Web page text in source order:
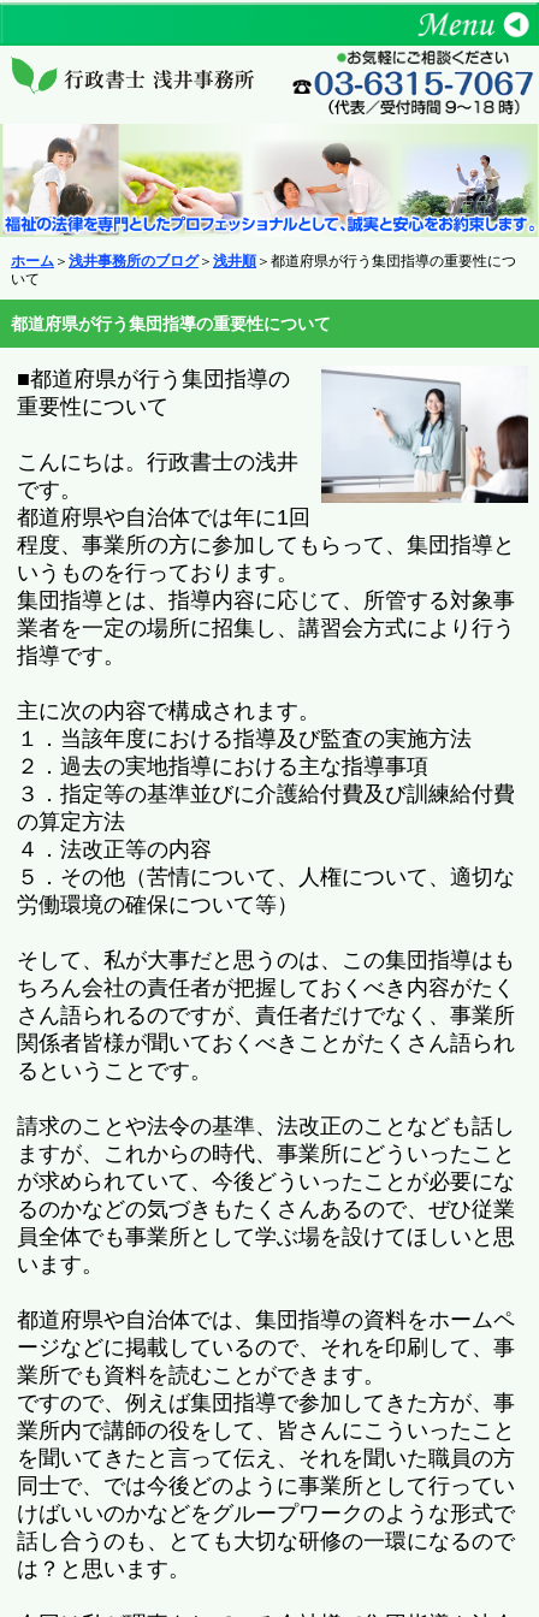
ホーム ＞ 浅井事務所のブログ＞ 浅井順＞都道府県が行う集団指導の重要性につ
いて
都道府県が行う集団指導の重要性について
■都道府県が行う集団指導の
重要性について
こんにちは。行政書士の浅井
です。
都道府県や自治体では年に1回
程度、事業所の方に参加してもらって、集団指導と
いうものを行っております。
集団指導とは、指導内容に応じて、所管する対象事
業者を一定の場所に招集し、講習会方式により行う
指導です。
主に次の内容で構成されます。
１．当該年度における指導及び監査の実施方法
２．過去の実地指導における主な指導事項
３．指定等の基準並びに介護給付費及び訓練給付費
の算定方法
４．法改正等の内容
５．その他（苦情について、人権について、適切な
労働環境の確保について等）
そして、私が大事だと思うのは、この集団指導はも
ちろん会社の責任者が把握しておくべき内容がたく
さん語られるのですが、責任者だけでなく、事業所
関係者皆様が聞いておくべきことがたくさん語られ
るということです。
請求のことや法令の基準、法改正のことなども話し
ますが、これからの時代、事業所にどういったこと
が求められていて、今後どういったことが必要にな
るのかなどの気づきもたくさんあるので、ぜひ従業
員全体でも事業所として学ぶ場を設けてほしいと思
います。
都道府県や自治体では、集団指導の資料をホームペ
ージなどに掲載しているので、それを印刷して、事
業所でも資料を読むことができます。
ですので、例えば集団指導で参加してきた方が、事
業所内で講師の役をして、皆さんにこういったこと
を聞いてきたと言って伝え、それを聞いた職員の方
同士で、では今後どのように事業所として行ってい
けばいいのかなどをグループワークのような形式で
話し合うのも、とても大切な研修の一環になるので
は？と思います。